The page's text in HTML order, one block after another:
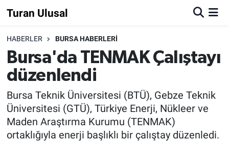
Turan Ulusal
HABERLER BURSA HABERLERİ
Bursa'da TENMAK Çalıştayı
düzenlendi
Bursa Teknik Üniversitesi (BTÜ), Gebze Teknik
Üniversitesi (GTÜ), Türkiye Enerji, Nükleer ve
Maden Araştırma Kurumu (TENMAK)
ortaklığıyla enerji başlıklı bir çalıştay düzenledi.